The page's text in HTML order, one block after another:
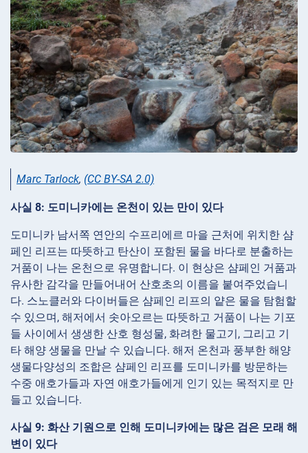
Marc Tarlock, (CC BY-SA 2.0)
사실 8: 도미니카에는 온천이 있는 만이 있다
도미니카 남서쪽 연안의 수프리에르 마을 근처에 위치한 샴
페인 리프는 따뜻하고 탄산이 포함된 물을 바다로 분출하는
거품이 나는 온천으로 유명합니다. 이 현상은 샴페인 거품과
유사한 감각을 만들어내어 산호초의 이름을 붙여주었습니
다. 스노클러와 다이버들은 샴페인 리프의 얕은 물을 탐험할
수 있으며, 해저에서 솟아오르는 따뜻하고 거품이 나는 기포
들 사이에서 생생한 산호 형성물, 화려한 물고기, 그리고 기
타 해양 생물을 만날 수 있습니다. 해저 온천과 풍부한 해양
생물다양성의 조합은 샴페인 리프를 도미니카를 방문하는
수중 애호가들과 자연 애호가들에게 인기 있는 목적지로 만
들고 있습니다.
사실 9: 화산 기원으로 인해 도미니카에는 많은 검은 모래 해
변이 있다